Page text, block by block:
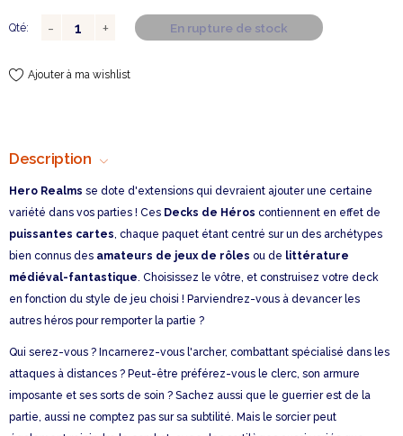
Qté: En rupture de stock
Ajouter à ma wishlist
Description
Hero Realms se dote d'extensions qui devraient ajouter une certaine
variété dans vos parties ! Ces Decks de Héros contiennent en effet de
puissantes cartes , chaque paquet étant centré sur un des archétypes
bien connus des amateurs de jeux de rôles ou de littérature
médiéval-fantastique . Choisissez le vôtre, et construisez votre deck
en fonction du style de jeu choisi ! Parviendrez-vous à devancer les
autres héros pour remporter la partie ?
Qui serez-vous ? Incarnerez-vous l'archer, combattant spécialisé dans les
attaques à distances ? Peut-être préférez-vous le clerc, son armure
imposante et ses sorts de soin ? Sachez aussi que le guerrier est de la
partie, aussi ne comptez pas sur sa subtilité. Mais le sorcier peut